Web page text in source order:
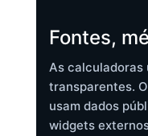
Fontes,
As calculadoras
transparentes.
usam dados
widgets